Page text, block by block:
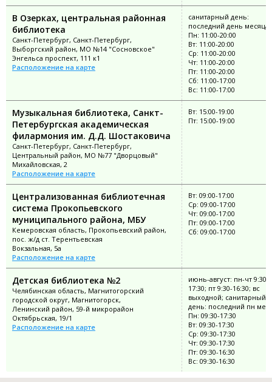
В Озерках, центральная районная
библиотека
Санкт-Петербург, Санкт-Петербург,
Выборгский район, МО №14 "Сосновское"
Энгельса проспект, 111 к1
Расположение на карте
санитарный день:
последний день месяца
Пн: 11:00-20:00
Вт: 11:00-20:00
Ср: 11:00-20:00
Чт: 11:00-20:00
Пт: 11:00-20:00
Сб: 11:00-17:00
Вс: 11:00-17:00
Музыкальная библиотека, Санкт-
Петербургская академическая
филармония им. Д.Д. Шостаковича
Санкт-Петербург, Санкт-Петербург,
Центральный район, МО №77 "Дворцовый"
Михайловская, 2
Расположение на карте
Вт: 15:00-19:00
Пт: 15:00-19:00
Централизованная библиотечная
система Прокопьевского
муниципального района, МБУ
Кемеровская область, Прокопьевский район,
пос. ж/д ст. Терентьевская
Вокзальная, 5а
Расположение на карте
Вт: 09:00-17:00
Ср: 09:00-17:00
Чт: 09:00-17:00
Пт: 09:00-17:00
Сб: 09:00-17:00
Детская библиотека №2
Челябинская область, Магнитогорский
городской округ, Магнитогорск,
Ленинский район, 59-й микрорайон
Октябрьская, 19/1
Расположение на карте
июнь-август: пн-чт 9:30-
17:30; пт 9:30-16:30; вс
выходной; санитарный
день: последний пн
Пн: 09:30-17:30
Вт: 09:30-17:30
Ср: 09:30-17:30
Чт: 09:30-17:30
Пт: 09:30-16:30
Вс: 09:30-16:30